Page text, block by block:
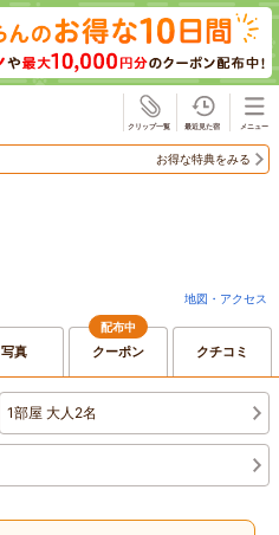
お得な特典をみる
地図・アクセス
写真
配布中
クーポン クチコミ
1部屋 大人2名